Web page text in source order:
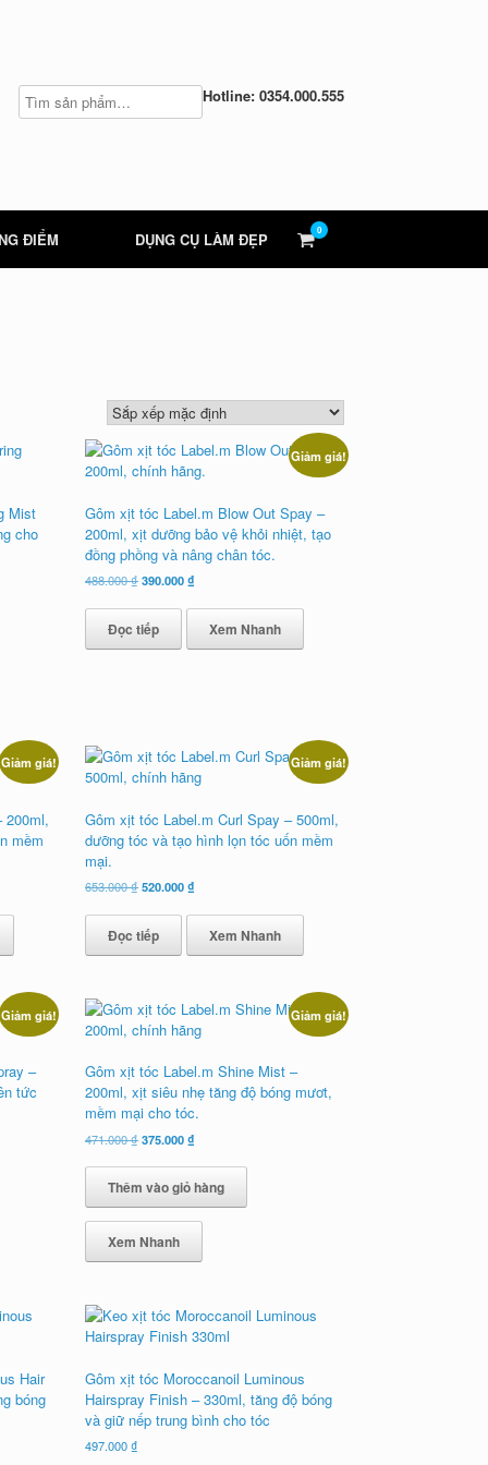
Hotline: 0354.000.555
ĐIỂM DỤNG CỤ LÀM ĐẸP View
shopping
cart
0
Mist
cho
Giảm giá!
Gôm xịt tóc Label.m Blow Out Spay –
200ml, xịt dưỡng bảo vệ khỏi nhiệt, tạo
đồng phồng và nâng chân tóc.
488.000₫Giá
là:
488.000 ₫.
390.000₫
tại
390.000 ₫.
Đọc tiếp Xem Nhanh
Giảm giá!
200ml,
mềm
Giảm giá!
Gôm xịt tóc Label.m Curl Spay – 500ml,
dưỡng tóc và tạo hình lọn tóc uốn mềm
mại.
653.000₫Giá
là:
653.000 ₫.
520.000₫
tại
520.000 ₫.
Đọc tiếp Xem Nhanh
Giảm giá!
–
tức
Giảm giá!
Gôm xịt tóc Label.m Shine Mist –
200ml, xịt siêu nhẹ tăng độ bóng mươt,
mềm mại cho tóc.
471.000₫Giá
là:
471.000 ₫.
375.000₫
tại
là:
375.000 ₫.
Thêm vào giỏ hàng
Xem Nhanh
Hair
bóng
Gôm xịt tóc Moroccanoil Luminous
Hairspray Finish – 330ml, tăng độ bóng
và giữ nếp trung bình cho tóc
497.000₫